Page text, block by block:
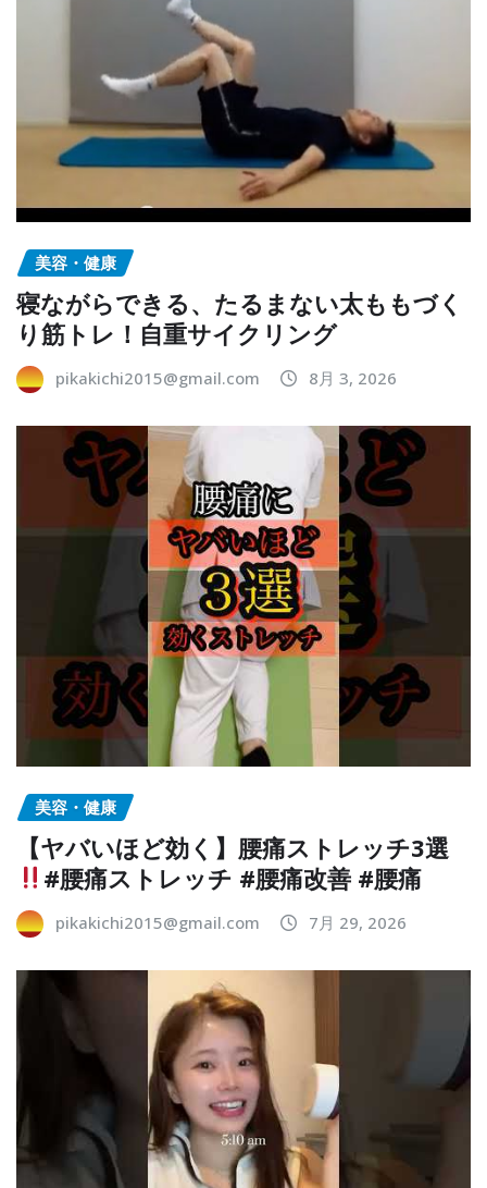
美容・健康
寝ながらできる、たるまない太ももづく
り筋トレ！自重サイクリング
pikakichi2015@gmail.com 8月 3, 2026
美容・健康
【ヤバいほど効く】腰痛ストレッチ3選
#腰痛ストレッチ #腰痛改善 #腰痛
pikakichi2015@gmail.com 7月 29, 2026